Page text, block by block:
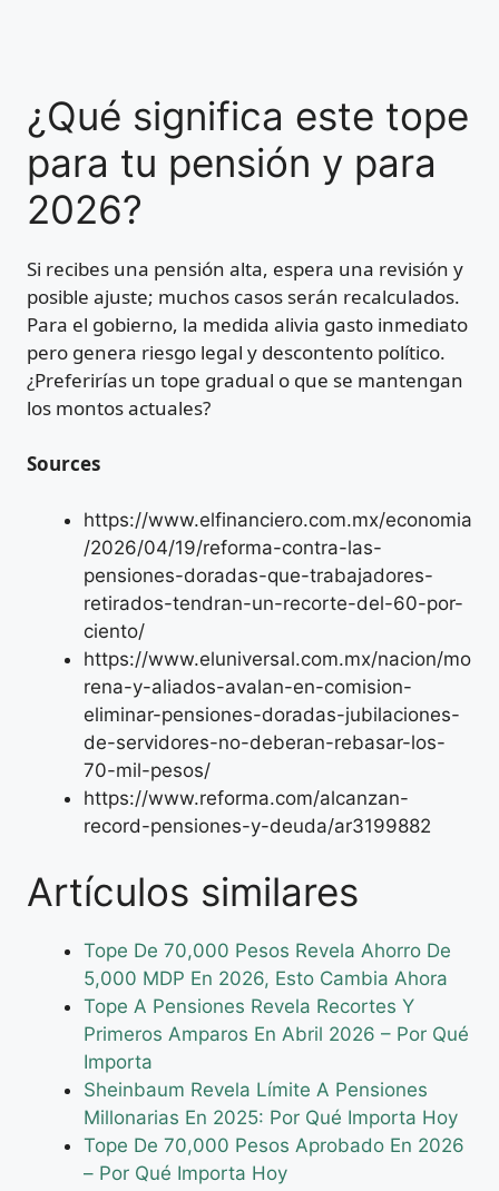
¿Qué significa este tope
para tu pensión y para
2026?
Si recibes una pensión alta, espera una revisión y
posible ajuste; muchos casos serán recalculados.
Para el gobierno, la medida alivia gasto inmediato
pero genera riesgo legal y descontento político.
¿Preferirías un tope gradual o que se mantengan
los montos actuales?
Sources
https://www.elfinanciero.com.mx/economia
/2026/04/19/reforma-contra-las-
pensiones-doradas-que-trabajadores-
retirados-tendran-un-recorte-del-60-por-
ciento/
https://www.eluniversal.com.mx/nacion/mo
rena-y-aliados-avalan-en-comision-
eliminar-pensiones-doradas-jubilaciones-
de-servidores-no-deberan-rebasar-los-
70-mil-pesos/
https://www.reforma.com/alcanzan-
record-pensiones-y-deuda/ar3199882
Artículos similares
Tope De 70,000 Pesos Revela Ahorro De
5,000 MDP En 2026, Esto Cambia Ahora
Tope A Pensiones Revela Recortes Y
Primeros Amparos En Abril 2026 – Por Qué
Importa
Sheinbaum Revela Límite A Pensiones
Millonarias En 2025: Por Qué Importa Hoy
Tope De 70,000 Pesos Aprobado En 2026
– Por Qué Importa Hoy